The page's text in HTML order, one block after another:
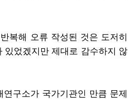
복해 오류 작성된 것은 도저히
있었겠지만 제대로 감수하지 않
구소가 국가기관인 만큼 문제